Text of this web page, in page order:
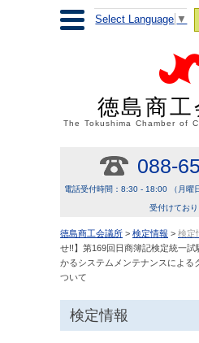
Select Language ▼
徳島商工
The Tokushima Chamber of
088-
電話受付時間：8:30 - 18:00 （月曜
受付けてお
徳島商工会議所 > 検定情報 > 検定
せ!!】第169回日商簿記検定統一
かるシステムメンテナンスによる
ついて
検定情報